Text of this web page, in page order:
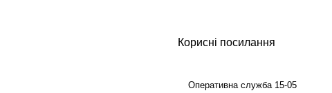
Корисні посилання
Оперативна служба 15-05